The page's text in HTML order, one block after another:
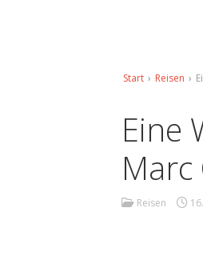
Start › Reisen ›
Eine
Reisen